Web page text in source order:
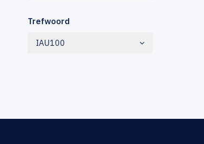
Trefwoord
IAU100